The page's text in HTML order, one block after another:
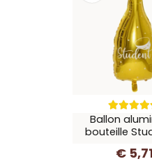
Ballon
bouteille
€